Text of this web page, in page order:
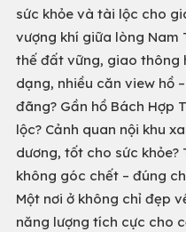
sức khỏe và tài lộc cho
vượng khí giữa lòng Nam
thế đất vững, giao thông
dạng, nhiều căn view hồ
đãng? Gần hồ Bách Hợp
lộc? Cảnh quan nội khu
dương, tốt cho sức
không góc chết – đúng
Một nơi ở không chỉ đẹp
năng lượng tích cực cho